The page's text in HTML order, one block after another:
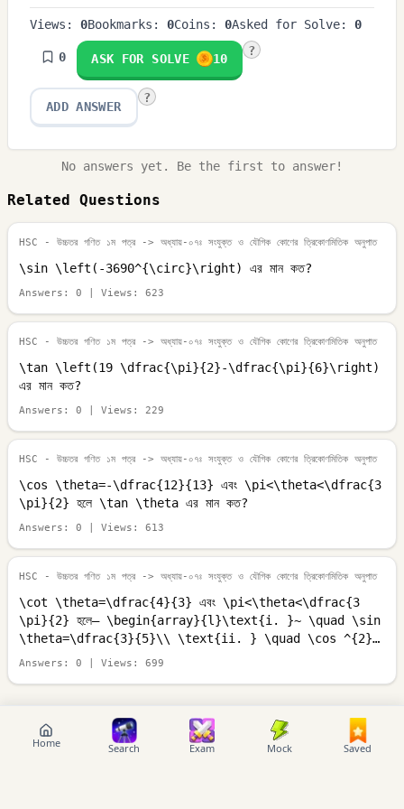
Views: 0Bookmarks: 0Coins: 0Asked for Solve: 0
0 ASK FOR SOLVE 10
?
ADD ANSWER
?
No answers yet. Be the first to answer!
Related Questions
HSC - উচ্চতর গণিত ১ম পত্র -> অধ্যায়-০৭ঃ সংযুক্ত ও যৌগিক কোণের ত্রিকোণমিতিক অনুপাত
\sin \left(-3690^{\circ}\right) এর মান কত?
Answers: 0 | Views: 623
HSC - উচ্চতর গণিত ১ম পত্র -> অধ্যায়-০৭ঃ সংযুক্ত ও যৌগিক কোণের ত্রিকোণমিতিক অনুপাত
\tan \left(19 \dfrac{\pi}{2}-\dfrac{\pi}{6}\right)
এর মান কত?
Answers: 0 | Views: 229
HSC - উচ্চতর গণিত ১ম পত্র -> অধ্যায়-০৭ঃ সংযুক্ত ও যৌগিক কোণের ত্রিকোণমিতিক অনুপাত
\cos \theta=-\dfrac{12}{13} এবং \pi<\theta<\dfrac{3
\pi}{2} হলে \tan \theta এর মান কত?
Answers: 0 | Views: 613
HSC - উচ্চতর গণিত ১ম পত্র -> অধ্যায়-০৭ঃ সংযুক্ত ও যৌগিক কোণের ত্রিকোণমিতিক অনুপাত
\cot \theta=\dfrac{4}{3} এবং \pi<\theta<\dfrac{3
\pi}{2} হলে– \begin{array}{l}\text{i. }~ \quad \sin
\theta=\dfrac{3}{5}\\ \text{ii. } \quad \cos ^{2}
\theta=\dfrac{16}{25} \\ \text{iii.}
Answers: 0 | Views: 699
Home Search Exam Mock Saved